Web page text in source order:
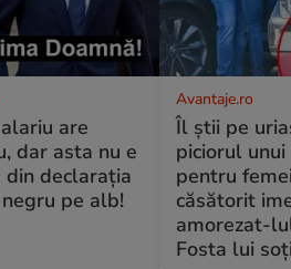
are
dar asta nu e
din declarația
pe alb!
Avantaje.ro
Îl știi pe
piciorul
pentru
căsătorit
amorezat-
Fosta lui